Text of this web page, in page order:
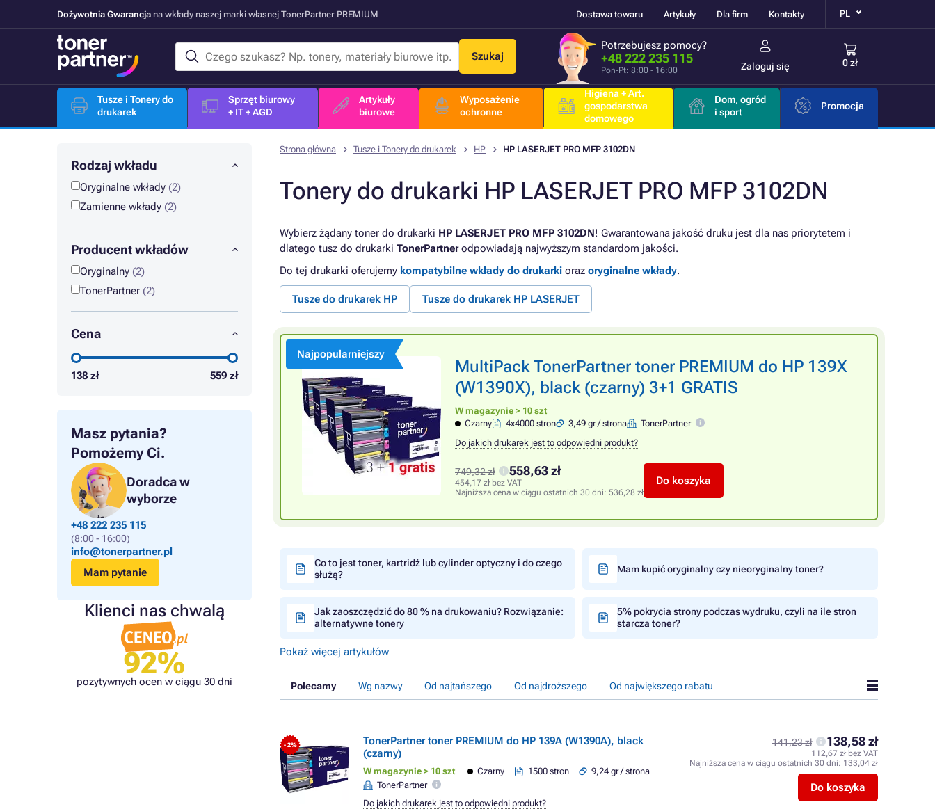
Dożywotnia Gwarancja na wkłady naszej marki własnej TonerPartner PREMIUM Dostawa towaru Artykuły Dla firm Kontakty PL
Szukaj
Potrzebujesz pomocy?
+48 222 235 115
Pon-Pt: 8:00 - 16:00 Zaloguj się 0 zł
Tusze i Tonery do
drukarek
Sprzęt biurowy
+ IT + AGD
Artykuły
biurowe
Wyposażenie
ochronne
Higiena + Art.
gospodarstwa
domowego
Dom, ogród
i sport
Promocja
Rodzaj wkładu
Oryginalne wkłady (2)
Zamienne wkłady (2)
Producent wkładów
Oryginalny (2)
TonerPartner (2)
Cena
138 zł 559 zł
Masz pytania?
Pomożemy Ci.
Doradca w
wyborze
+48 222 235 115
(8:00 - 16:00)
info@tonerpartner.pl
Mam pytanie
Klienci nas chwalą
92%
pozytywnych ocen w ciągu 30 dni
Strona główna Tusze i Tonery do drukarek HP HP LASERJET PRO MFP 3102DN
Tonery do drukarki HP LASERJET PRO MFP 3102DN
Wybierz żądany toner do drukarki HP LASERJET PRO MFP 3102DN! Gwarantowana jakość druku jest dla nas priorytetem i
dlatego tusz do drukarki TonerPartnerodpowiadają najwyższym standardom jakości.
Do tej drukarki oferujemy kompatybilne wkłady do drukarki oraz oryginalne wkłady.
Tusze do drukarek HP Tusze do drukarek HP LASERJET
Najpopularniejszy
MultiPack TonerPartner toner PREMIUM do HP 139X
(W1390X), black (czarny) 3+1 GRATIS
W magazynie > 10 szt
Czarny
4x4000 stron 3,49 gr / strona
TonerPartner
Do jakich drukarek jest to odpowiedni produkt?
749,32 zł 558,63 zł
454,17 zł bez VAT
Najniższa cena w ciągu ostatnich 30 dni: 536,28 zł
Do koszyka
Co to jest toner, kartridż lub cylinder optyczny i do czego
służą?
Mam kupić oryginalny czy nieoryginalny toner?
Jak zaoszczędzić do 80 % na drukowaniu? Rozwiązanie:
alternatywne tonery
5% pokrycia strony podczas wydruku, czyli na ile stron
starcza toner?
Pokaż więcej artykułów
Polecamy Wg nazwy Od najtańszego Od najdroższego Od największego rabatu
- 2%
TonerPartner toner PREMIUM do HP 139A (W1390A), black
(czarny)
W magazynie > 10 szt Czarny 1500 stron
9,24 gr / strona
TonerPartner
141,23 zł 138,58 zł
112,67 zł bez VAT
Najniższa cena w ciągu ostatnich 30 dni: 133,04 zł
Do koszyka
Do jakich drukarek jest to odpowiedni produkt?